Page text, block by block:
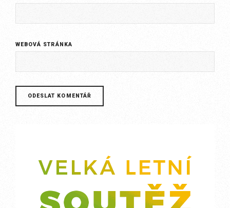
WEBOVÁ STRÁNKA